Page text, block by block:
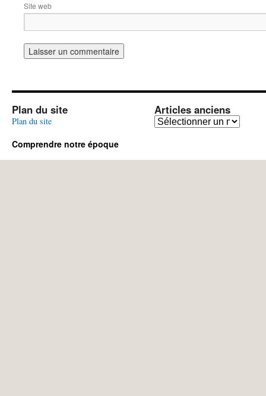
Site web
Plan du site
Plan du site
Articles anciens
Articles
Comprendre notre époque